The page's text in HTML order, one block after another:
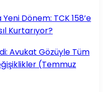
Dönem: TCK 158’e
Kurtarıyor?
Avukat Gözüyle Tüm
(Temmuz